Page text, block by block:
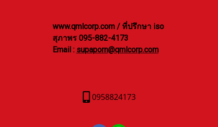
www.qmlcorp.com / ที่ปรึกษา iso
สุภาพร 095-882-4173
Email : supaporn@qmlcorp.com
0958824173